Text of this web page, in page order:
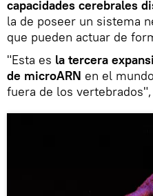
capacidades cerebrales
la de poseer un sistema
que pueden actuar de
"Esta es la tercera
de microARN en el
fuera de los